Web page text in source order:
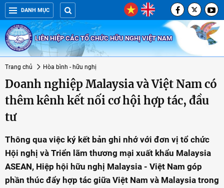
DANH MỤC
LIÊN HIỆP CÁC TỔ CHỨC HỮU NGHỊ VIỆT NAM
Trang chủ Hòa bình - hữu nghị
Doanh nghiệp Malaysia và Việt Nam có
thêm kênh kết nối cơ hội hợp tác, đầu
tư
Thông qua việc ký kết bản ghi nhớ với đơn vị tổ chức
Hội nghị và Triển lãm thương mại xuất khẩu Malaysia
ASEAN, Hiệp hội hữu nghị Malaysia - Việt Nam góp
phần thúc đẩy hợp tác giữa Việt Nam và Malaysia trong